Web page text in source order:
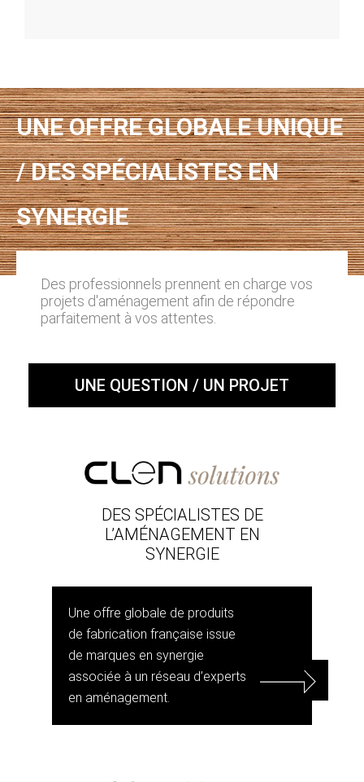
UNE OFFRE GLOBALE UNIQUE
/ DES SPÉCIALISTES EN
SYNERGIE
Des professionnels prennent en charge vos
projets d'aménagement afin de répondre
parfaitement à vos attentes.
UNE QUESTION / UN PROJET
DES SPÉCIALISTES DE
L’AMÉNAGEMENT EN
SYNERGIE
Une offre globale de produits
de fabrication française issue
de marques en synergie
associée à un réseau d’experts
en aménagement.